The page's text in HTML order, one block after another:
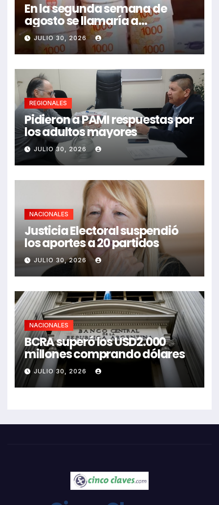
En la segunda semana de
agosto se llamaría a
paritarias
JULIO 30, 2026
REGIONALES
Pidieron a PAMI respuestas por
los adultos mayores
JULIO 30, 2026
NACIONALES
Justicia Electoral suspendió
los aportes a 20 partidos
JULIO 30, 2026
NACIONALES
BCRA superó los USD2.000
millones comprando dólares
JULIO 30, 2026